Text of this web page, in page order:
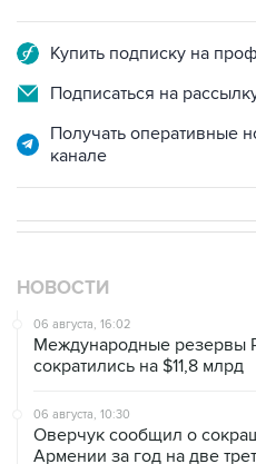
Купить подписку на
Подписаться на
Получать оперативные
канале
НОВОСТИ
06 августа, 16:02
Международные резервы
сократились на $11,8 млрд
06 августа, 10:30
Оверчук сообщил о
Армении за год на две